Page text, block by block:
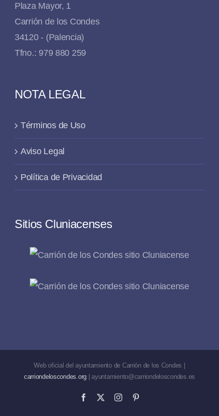
Plaza Mayor, 1
Carrión de los Condes
34120 - (Palencia)
Tfno.: 979 880 259
NOTA LEGAL
Términos de Uso
Aviso Legal
Política de Privacidad
Sitios Cluniacenses
Web oficial del ayuntamiento de Carrión de los Condes |
carriondeloscondes.org | ayuntamiento@carriondeloscondes.es
Facebook InstagramPinterest